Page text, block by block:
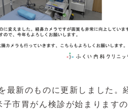
最新のものに更新しました。
市胃がん検診が始まります